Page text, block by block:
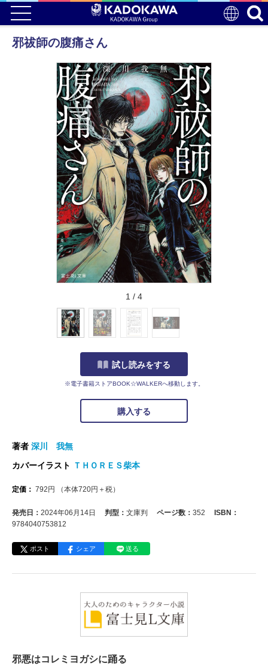
邪祓師の腹痛さん
1 / 4
試し読みをする
※電子書籍ストアBOOK☆WALKERへ移動します。
購入する
著者 深川 我無
カバーイラスト ＴＨＯＲＥＳ柴本
定価： 792 円 （本体720円＋税）
発売日： 2024年06月14日 判型： 文庫判 ページ数： 352
ISBN：
9784040753812
ポスト シェア 送る
邪悪はコレミヨガシに踊る